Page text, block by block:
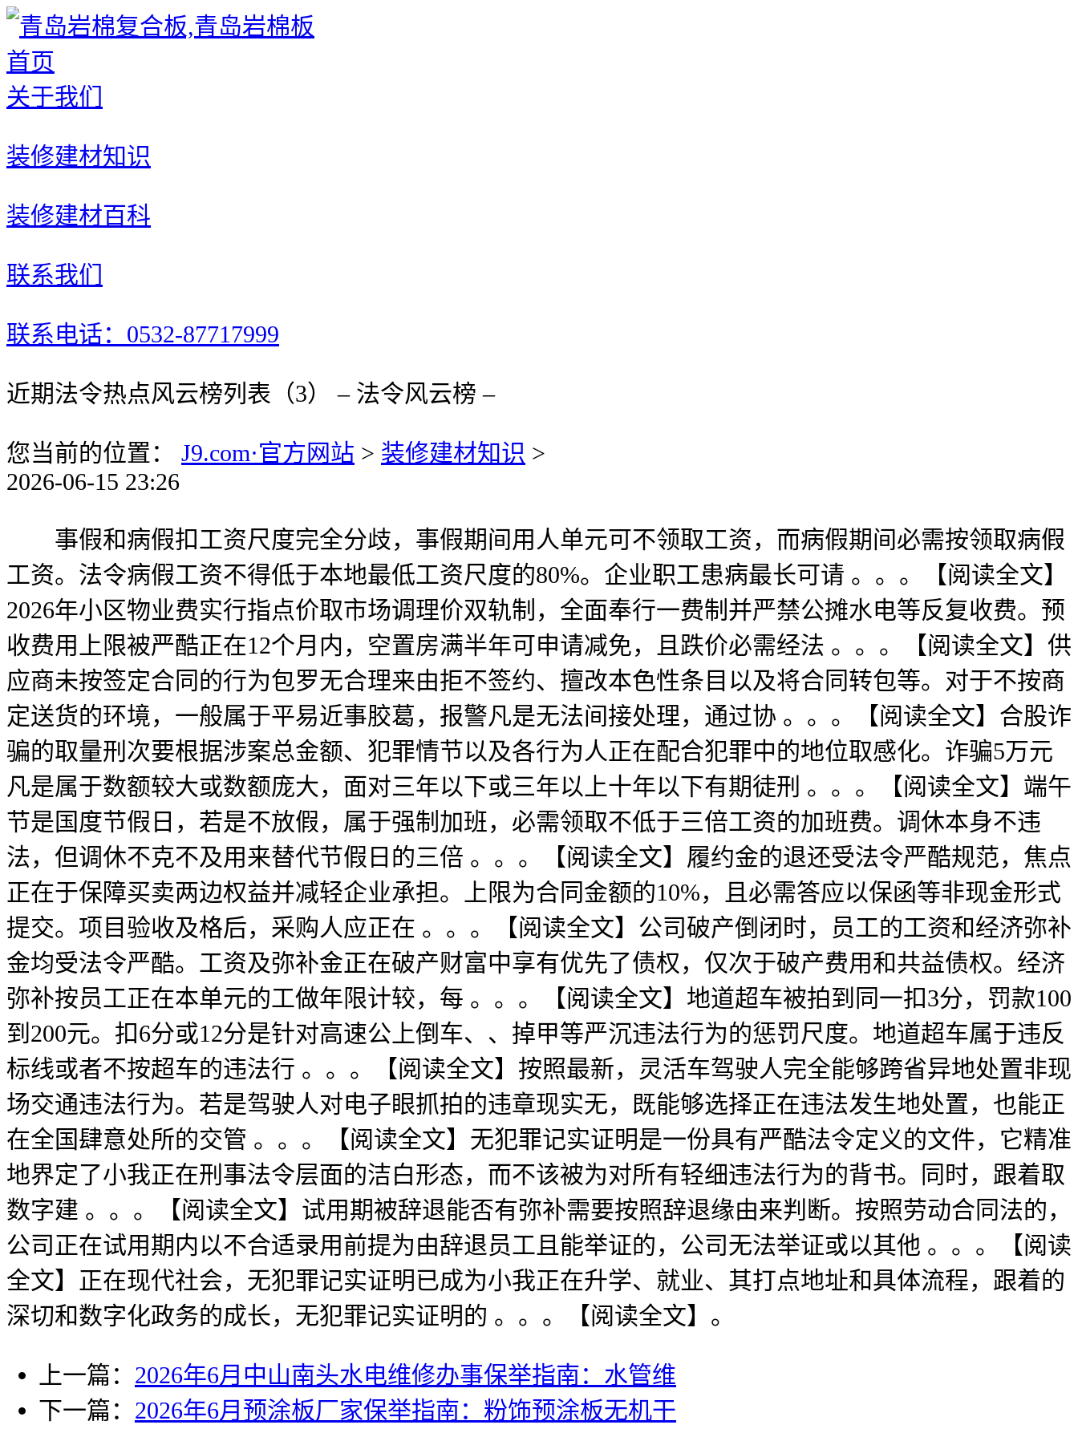
首页
关于我们
装修建材知识
装修建材百科
联系我们
联系电话：0532-87717999
近期法令热点风云榜列表（3） – 法令风云榜 –
您当前的位置： J9.com·官方网站 > 装修建材知识 >
2026-06-15 23:26
事假和病假扣工资尺度完全分歧，事假期间用人单元可不领取工资，而病假期间必需按领取病假
工资。法令病假工资不得低于本地最低工资尺度的80%。企业职工患病最长可请 。。。【阅读全文】
2026年小区物业费实行指点价取市场调理价双轨制，全面奉行一费制并严禁公摊水电等反复收费。预
收费用上限被严酷正在12个月内，空置房满半年可申请减免，且跌价必需经法 。。。【阅读全文】供
应商未按签定合同的行为包罗无合理来由拒不签约、擅改本色性条目以及将合同转包等。对于不按商
定送货的环境，一般属于平易近事胶葛，报警凡是无法间接处理，通过协 。。。【阅读全文】合股诈
骗的取量刑次要根据涉案总金额、犯罪情节以及各行为人正在配合犯罪中的地位取感化。诈骗5万元
凡是属于数额较大或数额庞大，面对三年以下或三年以上十年以下有期徒刑 。。。【阅读全文】端午
节是国度节假日，若是不放假，属于强制加班，必需领取不低于三倍工资的加班费。调休本身不违
法，但调休不克不及用来替代节假日的三倍 。。。【阅读全文】履约金的退还受法令严酷规范，焦点
正在于保障买卖两边权益并减轻企业承担。上限为合同金额的10%，且必需答应以保函等非现金形式
提交。项目验收及格后，采购人应正在 。。。【阅读全文】公司破产倒闭时，员工的工资和经济弥补
金均受法令严酷。工资及弥补金正在破产财富中享有优先了债权，仅次于破产费用和共益债权。经济
弥补按员工正在本单元的工做年限计较，每 。。。【阅读全文】地道超车被拍到同一扣3分，罚款100
到200元。扣6分或12分是针对高速公上倒车、、掉甲等严沉违法行为的惩罚尺度。地道超车属于违反
标线或者不按超车的违法行 。。。【阅读全文】按照最新，灵活车驾驶人完全能够跨省异地处置非现
场交通违法行为。若是驾驶人对电子眼抓拍的违章现实无，既能够选择正在违法发生地处置，也能正
在全国肆意处所的交管 。。。【阅读全文】无犯罪记实证明是一份具有严酷法令定义的文件，它精准
地界定了小我正在刑事法令层面的洁白形态，而不该被为对所有轻细违法行为的背书。同时，跟着取
数字建 。。。【阅读全文】试用期被辞退能否有弥补需要按照辞退缘由来判断。按照劳动合同法的，
公司正在试用期内以不合适录用前提为由辞退员工且能举证的，公司无法举证或以其他 。。。【阅读
全文】正在现代社会，无犯罪记实证明已成为小我正在升学、就业、其打点地址和具体流程，跟着的
深切和数字化政务的成长，无犯罪记实证明的 。。。【阅读全文】。
上一篇： 2026年6月中山南头水电维修办事保举指南：水管维
下一篇： 2026年6月预涂板厂家保举指南：粉饰预涂板无机干